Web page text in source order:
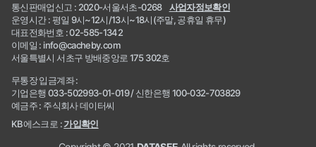
통신판매업신고 : 2020-서울서초-0268
사업자정보확인
운영시간 : 평일 9시~12시/13시~18시(주말, 공휴일 휴무)
대표전화번호 : 02-585-1342
이메일 : info@cacheby.com
서울특별시 서초구 방배중앙로 175 302호
무통장 입금계좌 :
기업은행 033-502993-01-019 / 신한은행 100-032-703829
예금주 : 주식회사 데이터씨
KB에스크로 :가입확인